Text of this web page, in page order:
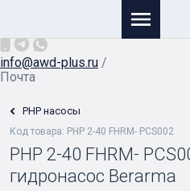
info@awd-plus.ru /
Почта
PHP насосы
Код товара: PHP 2-40 FHRM- PCS002
PHP 2-40 FHRM-
гидронасос Berarma